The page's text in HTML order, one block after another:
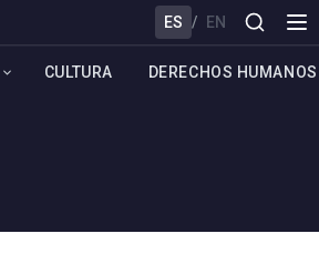
ES / EN
CULTURA DERECHOS HUMANOS